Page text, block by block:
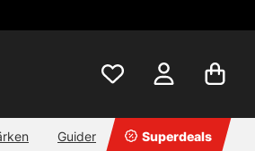
Guider Superdeals